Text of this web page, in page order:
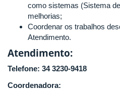
como sistemas (Sistema
melhorias;
Coordenar os trabalhos
Atendimento.
Atendimento:
Telefone: 34 3230-9418
Coordenadora: